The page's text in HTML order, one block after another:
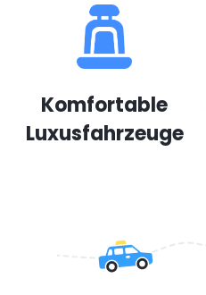
Komfortable
Luxusfahrzeuge